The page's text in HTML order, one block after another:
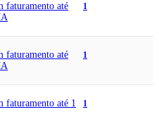
faturamento até
1
faturamento até
1
faturamento até 1
1